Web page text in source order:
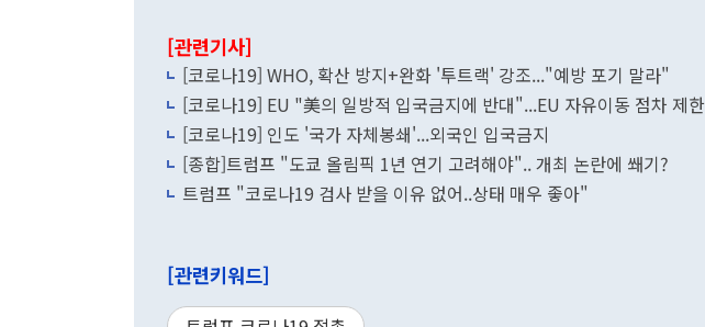
[관련기사]
[코로나19] WHO, 확산 방지+완화 '투트랙' 강조..."예방 포기 말라"
[코로나19] EU "美의 일방적 입국금지에 반대"...EU 자유이동 점차 제한
[코로나19] 인도 '국가 자체봉쇄'...외국인 입국금지
[종합]트럼프 "도쿄 올림픽 1년 연기 고려해야".. 개최 논란에 쐐기?
트럼프 "코로나19 검사 받을 이유 없어..상태 매우 좋아"
[관련키워드]